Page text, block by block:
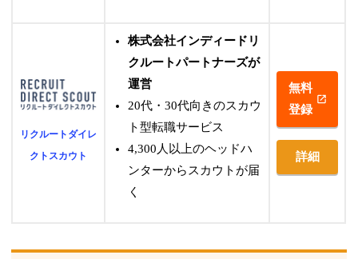
リクルートダイレ
クトスカウト
株式会社インディードリ
クルートパートナーズが
運営
20代・30代向きのスカウ
ト型転職サービス
4,300人以上のヘッドハ
ンターからスカウトが届
く
無料
登録
詳細